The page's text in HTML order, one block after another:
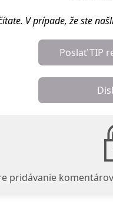
V prípade, že ste
Poslať TIP
pridávanie